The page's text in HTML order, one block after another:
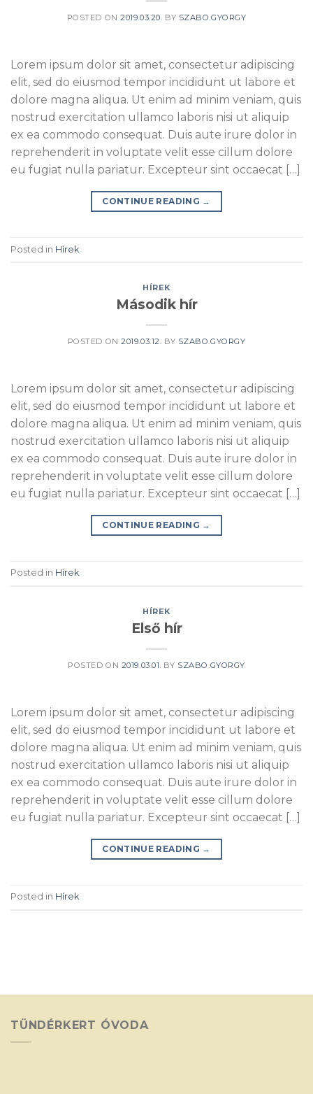
POSTED ON2019.03.20. BY SZABO.GYORGY
Lorem ipsum dolor sit amet, consectetur adipiscing
elit, sed do eiusmod tempor incididunt ut labore et
dolore magna aliqua. Ut enim ad minim veniam, quis
nostrud exercitation ullamco laboris nisi ut aliquip
ex ea commodo consequat. Duis aute irure dolor in
reprehenderit in voluptate velit esse cillum dolore
eu fugiat nulla pariatur. Excepteur sint occaecat […]
CONTINUE READING →
Posted in Hírek
HÍREK
Második hír
POSTED ON2019.03.12. BY SZABO.GYORGY
Lorem ipsum dolor sit amet, consectetur adipiscing
elit, sed do eiusmod tempor incididunt ut labore et
dolore magna aliqua. Ut enim ad minim veniam, quis
nostrud exercitation ullamco laboris nisi ut aliquip
ex ea commodo consequat. Duis aute irure dolor in
reprehenderit in voluptate velit esse cillum dolore
eu fugiat nulla pariatur. Excepteur sint occaecat […]
CONTINUE READING →
Posted in Hírek
HÍREK
Első hír
POSTED ON 2019.03.01. BY SZABO.GYORGY
Lorem ipsum dolor sit amet, consectetur adipiscing
elit, sed do eiusmod tempor incididunt ut labore et
dolore magna aliqua. Ut enim ad minim veniam, quis
nostrud exercitation ullamco laboris nisi ut aliquip
ex ea commodo consequat. Duis aute irure dolor in
reprehenderit in voluptate velit esse cillum dolore
eu fugiat nulla pariatur. Excepteur sint occaecat […]
CONTINUE READING →
Posted in Hírek
TÜNDÉRKERT ÓVODA